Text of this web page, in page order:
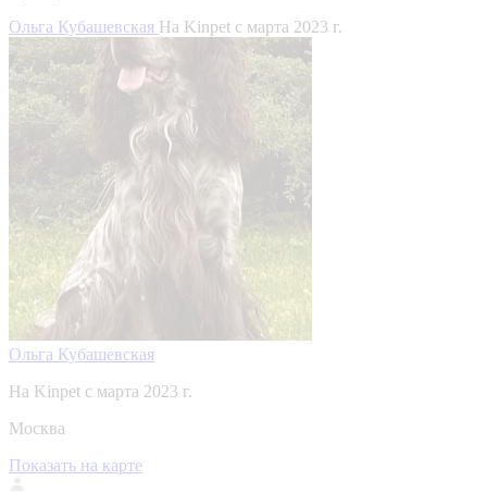
Ольга Кубашевская На Kinpet c марта 2023 г.
Ольга Кубашевская
На Kinpet c марта 2023 г.
Москва
Показать на карте